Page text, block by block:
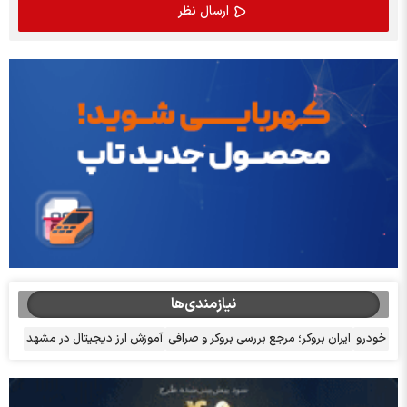
نیازمندی‌ها
خودرو ایران بروکر؛ مرجع بررسی بروکر و صرافی آموزش ارز دیجیتال در مشهد